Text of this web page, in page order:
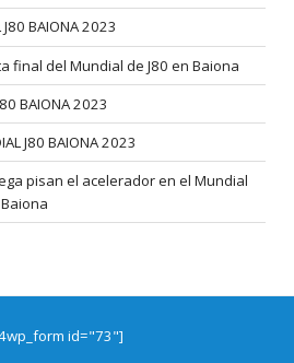
J80 BAIONA 2023
final del Mundial de J80 en Baiona
BAIONA 2023
J80 BAIONA 2023
pisan el acelerador en el Mundial
id="73"]